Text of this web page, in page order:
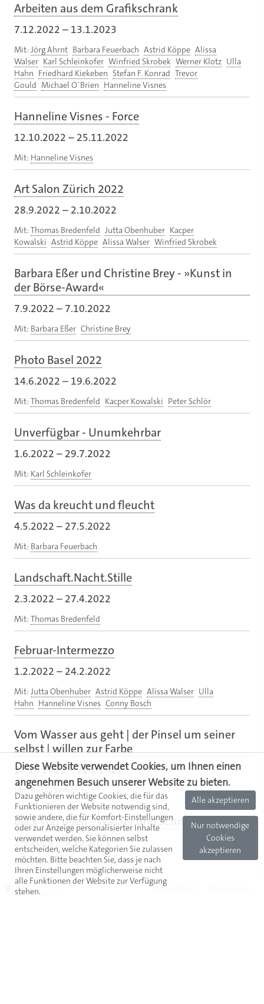
Arbeiten aus dem Grafikschrank
7.12.2022 – 13.1.2023
Mit: Jörg Ahrnt Barbara Feuerbach Astrid Köppe Alissa
Walser Karl Schleinkofer Winfried Skrobek Werner Klotz Ulla
Hahn Friedhard Kiekeben Stefan F. Konrad Trevor
Gould Michael O´Brien Hanneline Visnes
Hanneline Visnes - Force
12.10.2022 – 25.11.2022
Mit: Hanneline Visnes
Art Salon Zürich 2022
28.9.2022 – 2.10.2022
Mit: Thomas Bredenfeld Jutta Obenhuber Kacper
Kowalski Astrid Köppe Alissa Walser Winfried Skrobek
Barbara Eßer und Christine Brey - »Kunst in
der Börse-Award«
7.9.2022 – 7.10.2022
Mit: Barbara Eßer Christine Brey
Photo Basel 2022
14.6.2022 – 19.6.2022
Mit: Thomas Bredenfeld Kacper Kowalski Peter Schlör
Unverfügbar - Unumkehrbar
1.6.2022 – 29.7.2022
Mit: Karl Schleinkofer
Was da kreucht und fleucht
4.5.2022 – 27.5.2022
Mit: Barbara Feuerbach
Landschaft.Nacht.Stille
2.3.2022 – 27.4.2022
Mit: Thomas Bredenfeld
Februar-Intermezzo
1.2.2022 – 24.2.2022
Mit: Jutta Obenhuber Astrid Köppe Alissa Walser Ulla
Hahn Hanneline Visnes Conny Bosch
Vom Wasser aus geht | der Pinsel um seiner
selbst | willen zur Farbe
27.10.2021–21.1.2022
Mit:Alissa Walser
Blick von oben - Wasser und Schnee
2.9.2021–9.10.2021
Mit:Kacper Kowalski Werner Klotz
Ladyland Datenschutz
Diese Website verwendet Cookies, um Ihnen einen
angenehmen Besuch unserer Website zu bieten.
Dazu gehören wichtige Cookies, die für das
Funktionieren der Website notwendig sind,
sowie andere, die für Komfort-Einstellungen
oder zur Anzeige personalisierter Inhalte
verwendet werden. Sie können selbst
entscheiden, welche Kategorien Sie zulassen
möchten. Bitte beachten Sie, dass je nach
Ihren Einstellungen möglicherweise nicht
alle Funktionen der Website zur Verfügung
stehen.
Alle akzeptieren
Nur notwendige
Cookies
akzeptieren